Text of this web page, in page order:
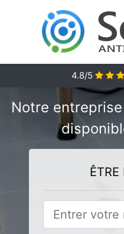
4.8/5
Notre
ÊTRE